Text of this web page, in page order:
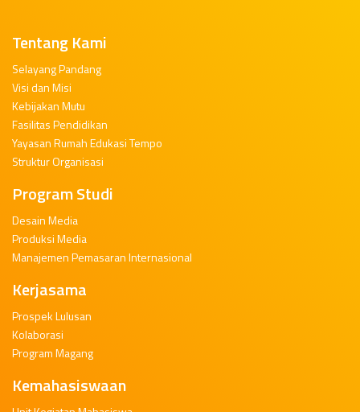
Tentang Kami
Selayang Pandang
Visi dan Misi
Kebijakan Mutu
Fasilitas Pendidikan
Yayasan Rumah Edukasi Tempo
Struktur Organisasi
Program Studi
Desain Media
Produksi Media
Manajemen Pemasaran Internasional
Kerjasama
Prospek Lulusan
Kolaborasi
Program Magang
Kemahasiswaan